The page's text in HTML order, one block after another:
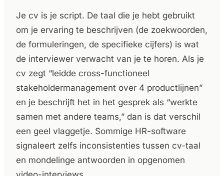
Je cv is je script. De taal die je hebt gebruikt
om je ervaring te beschrijven (de zoekwoorden,
de formuleringen, de specifieke cijfers) is wat
de interviewer verwacht van je te horen. Als je
cv zegt “leidde cross-functioneel
stakeholdermanagement over 4 productlijnen”
en je beschrijft het in het gesprek als “werkte
samen met andere teams,” dan is dat verschil
een geel vlaggetje. Sommige HR-software
signaleert zelfs inconsistenties tussen cv-taal
en mondelinge antwoorden in opgenomen